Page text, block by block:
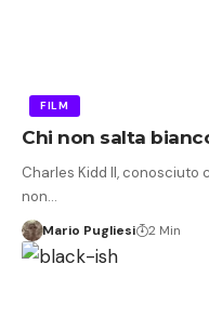
FILM
Chi non salta
Charles Kidd II, conosciuto
non…
Mario Pugliesi 2 Min